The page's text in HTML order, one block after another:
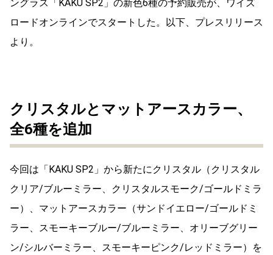
ングラス「KAKU SP2」の新色6種の予約販売が、ワイズ
ロードオンラインでスタートした。以下、プレスリリース
より。
クリスタルとマットアースカラー、
全6種を追加
今回は「KAKU SP2」から新たにクリスタル（クリスタル
クリア/ブルーミラー、クリスタルスモーク/ゴールドミラ
ー）、マットアースカラー（サンドイエロー/ゴールドミ
ラー、スモーキーブルー/ブルーミラー、オリーブグリー
ン/シルバーミラー、スモーキーピンク/レッドミラー）を